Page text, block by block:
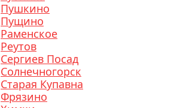
Пушкино
Пущино
Раменское
Реутов
Сергиев Посад
Солнечногорск
Старая Купавна
Фрязино